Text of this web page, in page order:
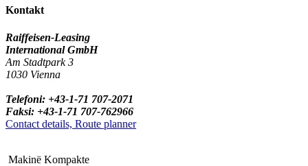
Kontakt
Raiffeisen-Leasing
International GmbH
Am Stadtpark 3
1030 Vienna
Telefoni: +43-1-71 707-2071
Faksi: +43-1-71 707-762966
Contact details, Route planner
Makinë Kompakte